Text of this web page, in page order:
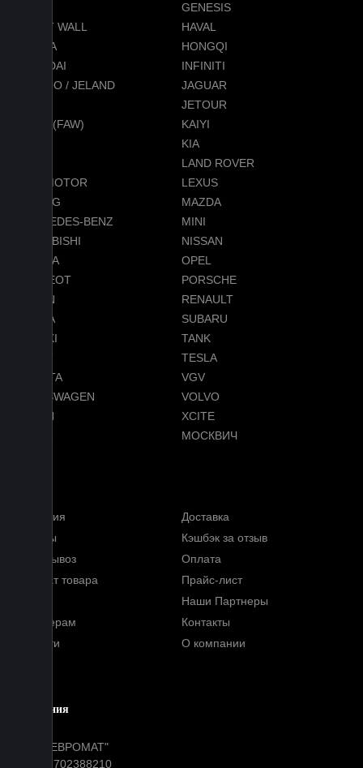
GENESIS
GREAT WALL
HAVAL
HONDA
HONGQI
HYUNDAI
INFINITI
JAECOO / JELAND
JAGUAR
JETOUR
JETTA (FAW)
KAIYI
KIA
LAND ROVER
LEAPMOTOR
LEXUS
LIXIANG
MAZDA
MERCEDES-BENZ
MINI
MITSUBISHI
NISSAN
OMODA
OPEL
PEUGEOT
PORSCHE
RAVON
RENAULT
SKODA
SUBARU
SUZUKI
TANK
TENET
TESLA
TOYOTA
VGV
VOLKSWAGEN
VOLVO
VOYAH
XCITE
МОСКВИЧ
Гарантия
Доставка
Отзывы
Кэшбэк за отзыв
Самовывоз
Оплата
Возврат товара
Прайс-лист
Наши Партнеры
Партнерам
Контакты
Новости
О компании
Компания
ООО "ЕВРОМАТ"
ИНН: 7702388210